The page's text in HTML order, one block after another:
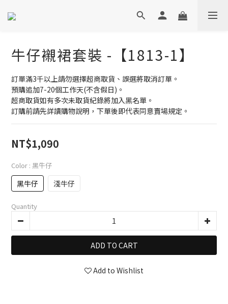
牛仔襯裙套裝 -【1813-1】
訂單滿3千以上請勿選擇超商取貨、誤選將取消訂單。
預購追加7-20個工作天(不含假日)。
超商取貨如有多次未取貨紀錄將加入黑名單。
訂購前請先詳讀購物說明，下單後即代表同意賣場規定。
NT$1,090
Color : 黑牛仔
黑牛仔 淺牛仔
Quantity
ADD TO CART
Add to Wishlist